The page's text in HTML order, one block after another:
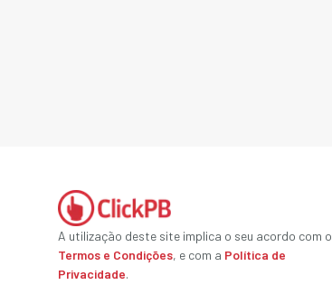
A utilização deste site implica o seu acordo com o
Termos e Condições, e com a Política de
Privacidade.